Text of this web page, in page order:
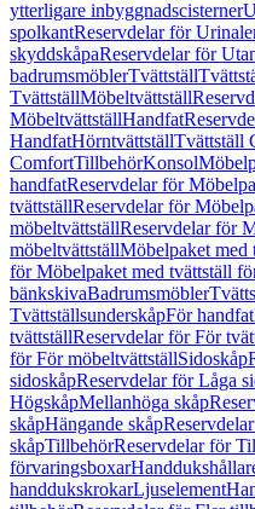
ytterligare inbyggnadscisterner
spolkantReservdelar för
skyddskåpaReservdelar för
badrumsmöblerTvättställ
TvättställMöbeltvättställ
MöbeltvättställHandfat
HandfatHörntvättställTvättställ
ComfortTillbehörKonsol
handfatReservdelar för
tvättställReservdelar för
möbeltvättställReservdelar för
möbeltvättställMöbelpaket med
för Möbelpaket med tvättställ
bänkskivaBadrumsmöbler
TvättställsunderskåpFör handfat
tvättställReservdelar för För
för För möbeltvättställSidoskåp
sidoskåpReservdelar för Låga
HögskåpMellanhöga skåp
skåpHängande skåp
skåpTillbehörReservdelar för
förvaringsboxar
handdukskrokarLjuselement